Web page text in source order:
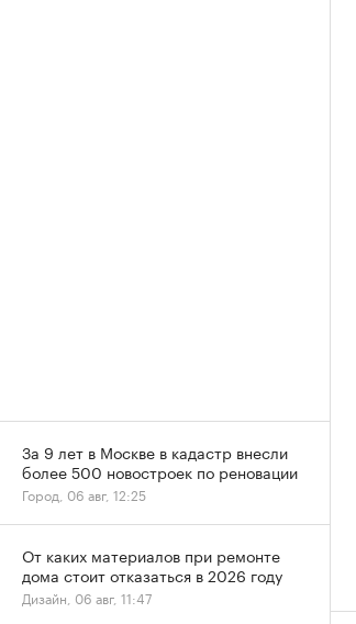
За 9 лет в Москве в кадастр внесли
более 500 новостроек по реновации
Город, 06 авг, 12:25
От каких материалов при ремонте
дома стоит отказаться в 2026 году
Дизайн, 06 авг, 11:47